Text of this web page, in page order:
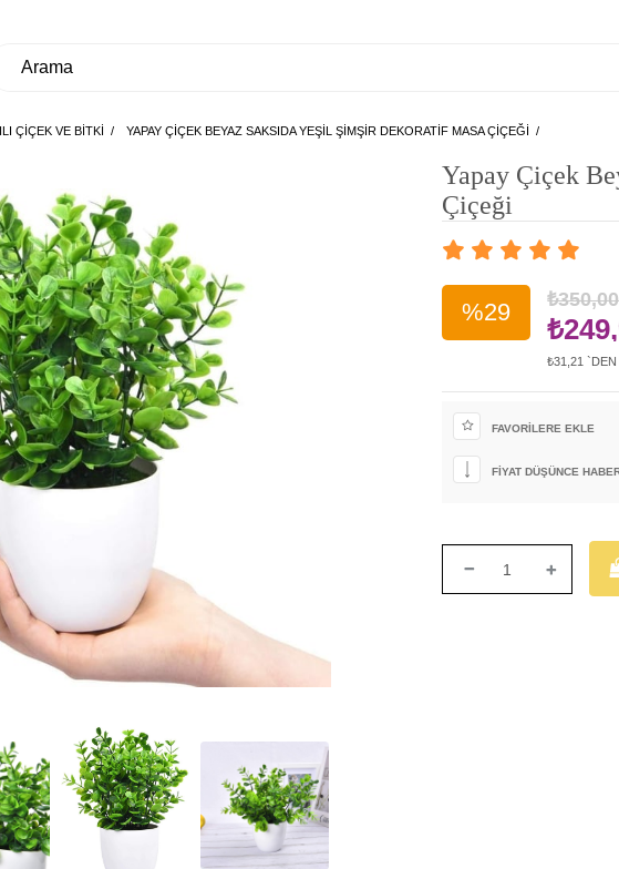
ÇİÇEK VE BİTKİ YAPAY ÇIÇEK BEYAZ SAKSIDA YEŞIL ŞIMŞIR DEKORATIF MASA ÇIÇEĞI
Yapay Çiçek
Çiçeği
%29 ₺350,00
₺31,21 `DEN
FAVORILERE EKLE
FIYAT DÜŞÜNCE